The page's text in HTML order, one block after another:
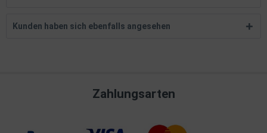
Kunden haben sich ebenfalls angesehen
Zahlungsarten